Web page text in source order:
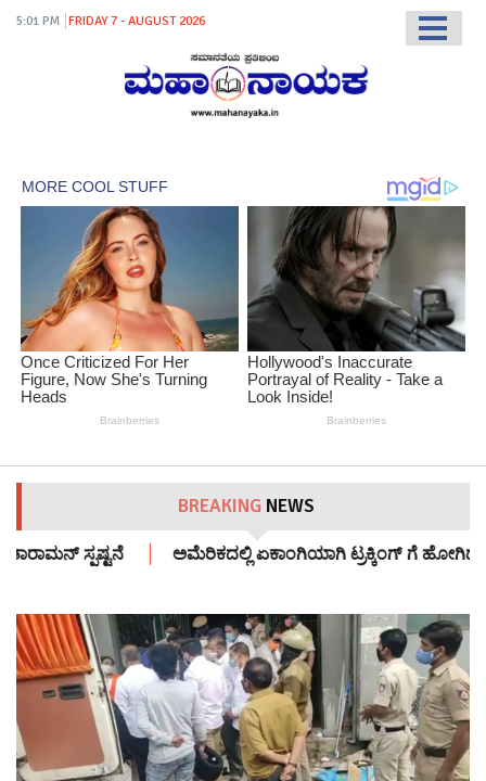
5:01 PM FRIDAY 7 - AUGUST 2026
BREAKING NEWS
ಸ್ಪಷ್ಟನೆ ಅಮೆರಿಕದಲ್ಲಿ ಏಕಾಂಗಿಯಾಗಿ ಟ್ರಕ್ಕಿಂಗ್ ಗೆ ಹೋಗಿದ್ದ